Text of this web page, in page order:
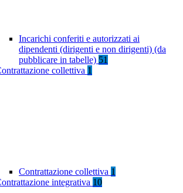
Incarichi conferiti e autorizzati ai
dipendenti (dirigenti e non dirigenti) (da
pubblicare in tabelle) 51
collettiva 1
Contrattazione collettiva 1
integrativa 10